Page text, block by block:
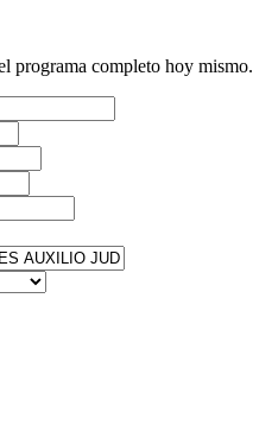
programa completo hoy mismo.